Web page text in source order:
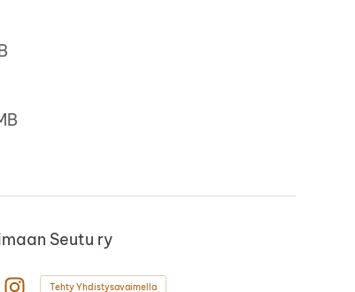
Seutu ry
Tehty Yhdistysavaimella